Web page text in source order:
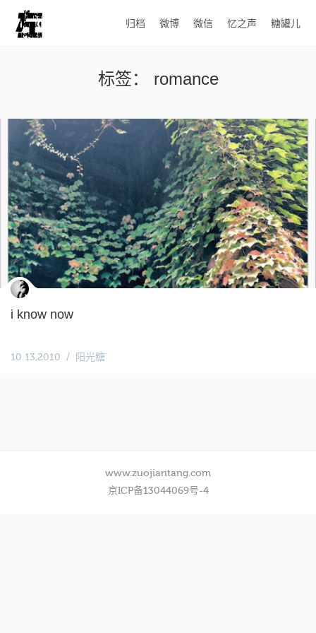
归档 微博 微信 忆之声 糖罐儿
标签： romance
i know now
10 13,2010 阳光糖
www.zuojiantang.com
京ICP备13044069号-4